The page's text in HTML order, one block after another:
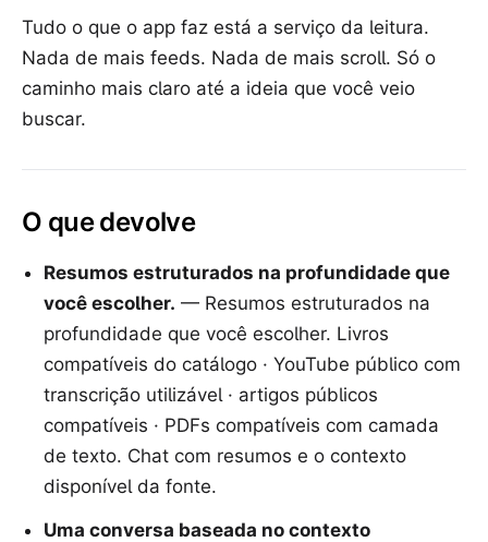
Tudo o que o app faz está a serviço da leitura.
Nada de mais feeds. Nada de mais scroll. Só o
caminho mais claro até a ideia que você veio
buscar.
O que devolve
Resumos estruturados na profundidade que
você escolher. — Resumos estruturados na
profundidade que você escolher. Livros
compatíveis do catálogo · YouTube público com
transcrição utilizável · artigos públicos
compatíveis · PDFs compatíveis com camada
de texto. Chat com resumos e o contexto
disponível da fonte.
Uma conversa baseada no contexto